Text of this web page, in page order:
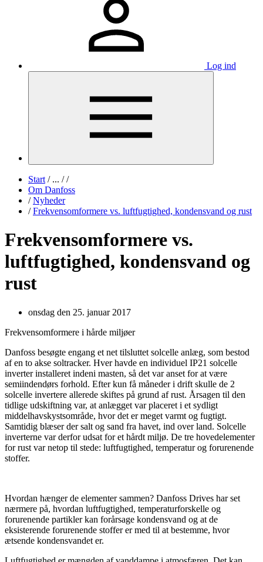
Log ind
Start /... / /
Om Danfoss
/ Nyheder
/ Frekvensomformere vs. luftfugtighed, kondensvand og rust
Frekvensomformere vs.
luftfugtighed, kondensvand og
rust
onsdag den 25. januar 2017
Frekvensomformere i hårde miljøer
Danfoss besøgte engang et net tilsluttet solcelle anlæg, som bestod
af en to akse soltracker. Hver havde en individuel IP21 solcelle
inverter installeret indeni masten, så det var anset for at være
semiindendørs forhold. Efter kun få måneder i drift skulle de 2
solcelle invertere allerede skiftes på grund af rust. Årsagen til den
tidlige udskiftning var, at anlægget var placeret i et sydligt
middelhavskystsområde, hvor det er meget varmt og fugtigt.
Samtidig blæser der salt og sand fra havet, ind over land. Solcelle
inverterne var derfor udsat for et hårdt miljø. De tre hovedelementer
for rust var netop til stede: luftfugtighed, temperatur og forurenende
stoffer.
Hvordan hænger de elementer sammen? Danfoss Drives har set
nærmere på, hvordan luftfugtighed, temperaturforskelle og
forurenende partikler kan forårsage kondensvand og at de
eksisterende forurenende stoffer er med til at bestemme, hvor
ætsende kondensvandet er.